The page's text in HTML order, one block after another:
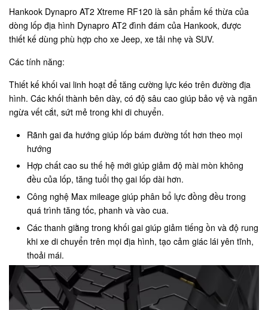
Hankook Dynapro AT2 Xtreme RF120 là sản phẩm kế thừa của
dòng lốp địa hình Dynapro AT2 đình đám của Hankook, được
thiết kế dùng phù hợp cho xe Jeep, xe tải nhẹ và SUV.
Các tính năng:
Thiết kế khối vai linh hoạt để tăng cường lực kéo trên đường địa
hình. Các khối thành bên dày, có độ sâu cao giúp bảo vệ và ngăn
ngừa vết cắt, sứt mẻ trong khi di chuyển.
Rãnh gai đa hướng giúp lốp bám đường tốt hơn theo mọi
hướng
Hợp chất cao su thế hệ mới giúp giảm độ mài mòn không
đều của lốp, tăng tuổi thọ gai lốp dài hơn.
Công nghệ Max mileage giúp phân bổ lực đồng đều trong
quá trình tăng tốc, phanh và vào cua.
Các thanh giằng trong khối gai giúp giảm tiếng ồn và độ rung
khi xe di chuyển trên mọi địa hình, tạo cảm giác lái yên tĩnh,
thoải mái.